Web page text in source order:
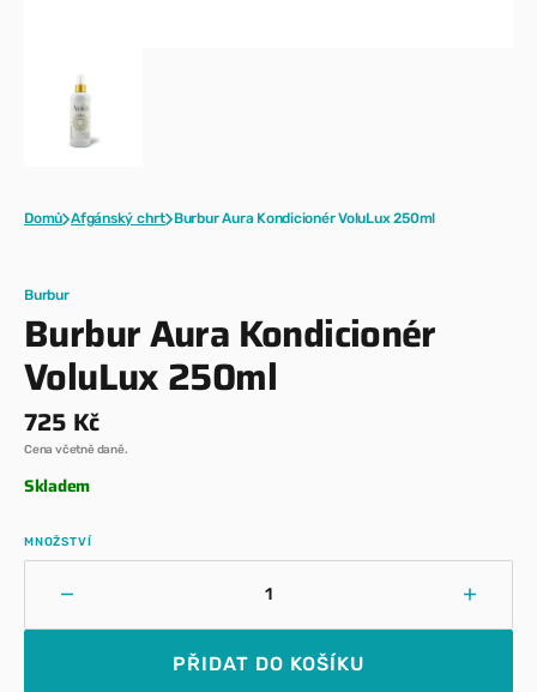
Domů Afgánský chrt Burbur Aura Kondicionér VoluLux 250ml
Burbur
Burbur Aura Kondicionér
VoluLux 250ml
Běžná
cena
725 Kč
Cena včetně daně.
Skladem
MNOŽSTVÍ
množství
Zvýšit
PŘIDAT DO KOŠÍKU